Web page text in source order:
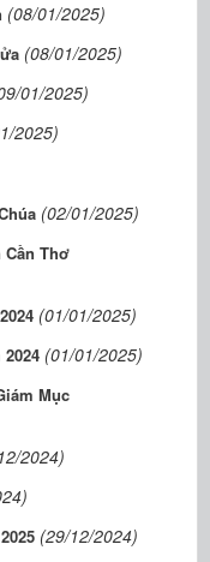
(08/01/2025)
(08/01/2025)
01/2025)
2025)
(02/01/2025)
Cần Thơ
(01/01/2025)
(01/01/2025)
Mục
2024)
(29/12/2024)